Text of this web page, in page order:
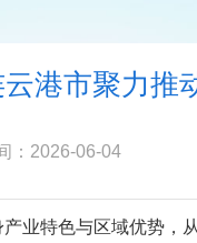
港市聚力推
：2026-06-04
业特色与区域优势，